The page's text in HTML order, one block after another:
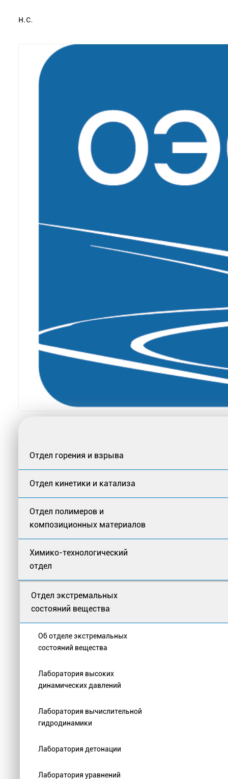
н.с.
Отдел горения и взрыва
Отдел кинетики и катализа
Отдел полимеров и
композиционных материалов
Химико-технологический
отдел
Отдел экстремальных
состояний вещества
Об отделе экстремальных
состояний вещества
Лаборатория высоких
динамических давлений
Лаборатория вычислительной
гидродинамики
Лаборатория детонации
Лаборатория уравнений